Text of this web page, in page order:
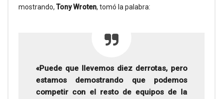
mostrando, Tony Wroten, tomó la palabra:
«Puede que llevemos diez derrotas, pero
estamos demostrando que podemos
competir con el resto de equipos de la